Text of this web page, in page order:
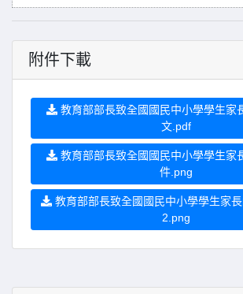
附件下載
教育部部長致全國國民中小學學生家
文.pdf
教育部部長致全國國民中小學學生家
件.png
教育部部長致全國國民中小學學生家
2.png